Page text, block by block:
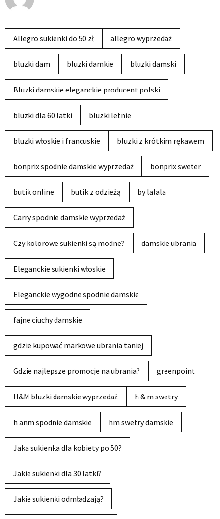
Allegro sukienki do 50 zł allegro wyprzedaż
bluzki dam bluzki damkie bluzki damski
Bluzki damskie eleganckie producent polski
bluzki dla 60 latki bluzki letnie
bluzki włoskie i francuskie bluzki z krótkim rękawem
bonprix spodnie damskie wyprzedaż bonprix sweter
butik online butik z odzieżą by lalala
Carry spodnie damskie wyprzedaż
Czy kolorowe sukienki są modne? damskie ubrania
Eleganckie sukienki włoskie
Eleganckie wygodne spodnie damskie
fajne ciuchy damskie
gdzie kupować markowe ubrania taniej
Gdzie najlepsze promocje na ubrania? greenpoint
H&M bluzki damskie wyprzedaż h & m swetry
h anm spodnie damskie hm swetry damskie
Jaka sukienka dla kobiety po 50?
Jakie sukienki dla 30 latki?
Jakie sukienki odmładzają?